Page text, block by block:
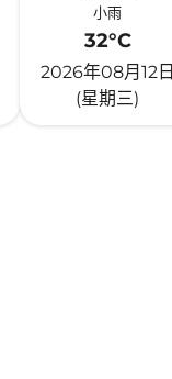
小雨
32°C
2026年08月12日
(星期三)